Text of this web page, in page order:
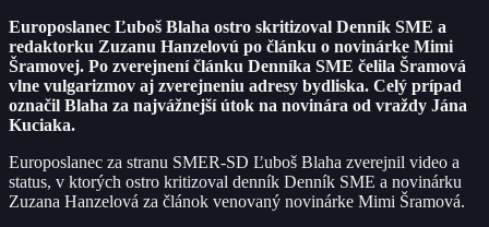
Europoslanec Ľuboš Blaha ostro skritizoval Denník SME a
redaktorku Zuzanu Hanzelovú po článku o novinárke Mimi
Šramovej. Po zverejnení článku Denníka SME čelila Šramová
vlne vulgarizmov aj zverejneniu adresy bydliska. Celý prípad
označil Blaha za najvážnejší útok na novinára od vraždy Jána
Kuciaka.
Europoslanec za stranu SMER-SD Ľuboš Blaha zverejnil video a
status, v ktorých ostro kritizoval denník Denník SME a novinárku
Zuzana Hanzelová za článok venovaný novinárke Mimi Šramová.